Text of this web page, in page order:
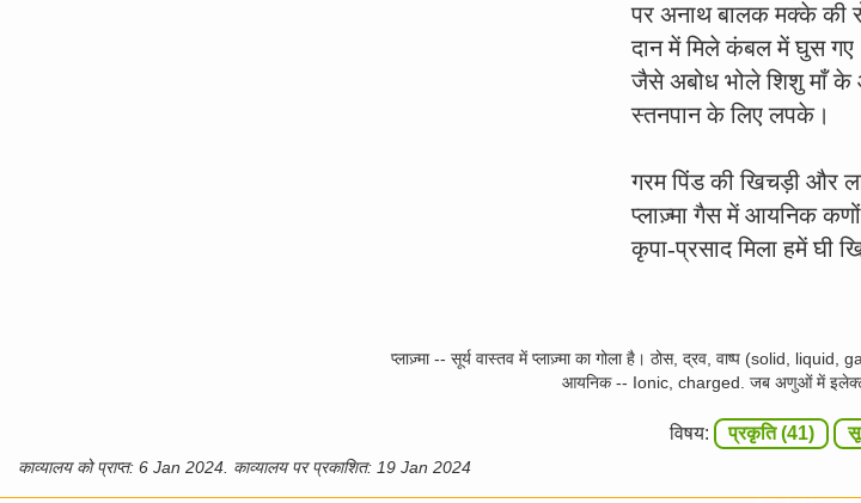
पर अनाथ बालक मक्के की
दान में मिले कंबल में घुस गए
जैसे अबोध भोले शिशु माँ
स्तनपान के लिए लपके।
गरम पिंड की खिचड़ी और
प्लाज़्मा गैस में आयनिक
कृपा-प्रसाद मिला हमें घी
प्लाज़्मा -- सूर्य वास्तव में प्लाज़्मा का गोला है। ठोस, द्रव, वाष्प (solid, liquid,
आयनिक -- Ionic, charged. जब अणुओं में
विषय: प्रकृति (41)
काव्यालय को प्राप्त: 6 Jan 2024. काव्यालय पर प्रकाशित: 19 Jan 2024